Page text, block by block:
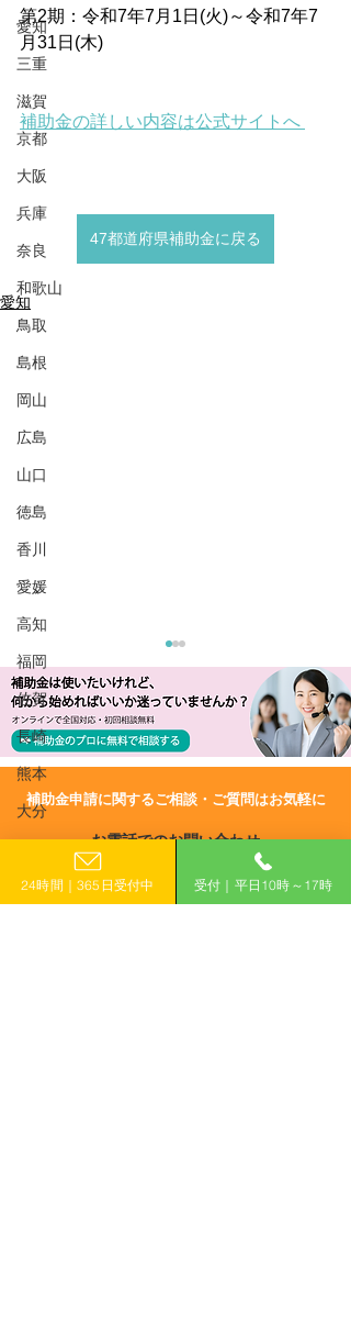
愛知
三重
滋賀
京都
大阪
兵庫
奈良
和歌山
鳥取
島根
岡山
広島
山口
徳島
香川
愛媛
高知
福岡
佐賀
長崎
熊本
大分
鹿児島
第2期：令和7年7月1日(火)～令和7年7
月31日(木)
補助金の詳しい内容は公式サイトへ
47都道府県補助金に戻る
愛知
旭市】生産性向上設備投
資促進補助金
​補助金申請に関するご相談・ご質問はお気軽に
お電話でのお問い合わせ
0120-399-121
（平日10:00−17:00）
24時間｜365日受付中 受付｜平日10時～17時